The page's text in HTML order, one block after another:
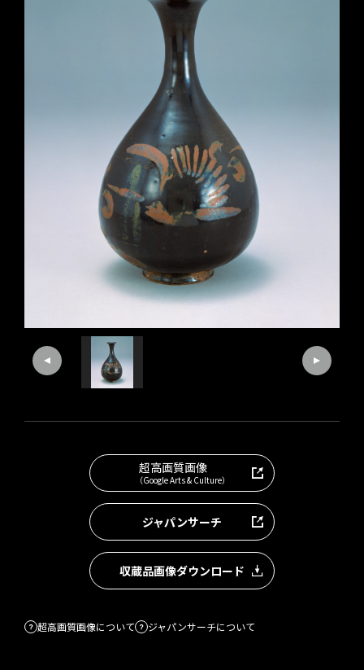
超高画質画像
（Google Arts & Culture）
ジャパンサーチ
収蔵品画像ダウンロード
超高画質画像について ジャパンサーチについて